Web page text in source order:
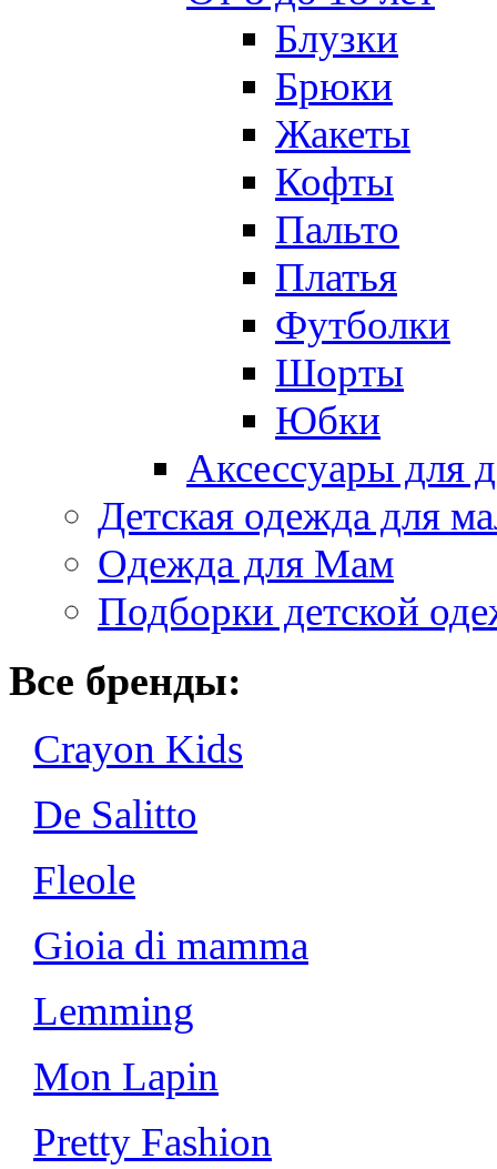
Блузки
Брюки
Жакеты
Кофты
Пальто
Платья
Футболки
Шорты
Юбки
Аксессуары для
Детская одежда для
Одежда для Мам
Подборки детской
Все бренды:
Crayon Kids
De Salitto
Fleole
Gioia di mamma
Lemming
Mon Lapin
Pretty Fashion